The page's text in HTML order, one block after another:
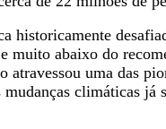
historicamente
abaixo do
uma das
climáticas